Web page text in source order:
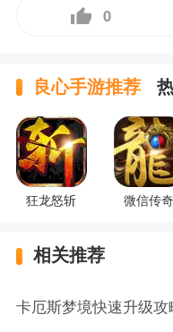
0
良心手游推荐
狂龙怒斩 微信传奇
相关推荐